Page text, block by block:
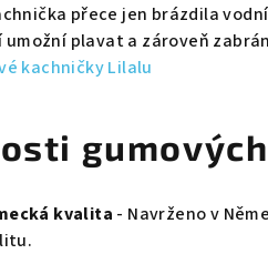
přece jen brázdila
plavat a zároveň
kachničky Lilalu
kvalita - Navrženo v